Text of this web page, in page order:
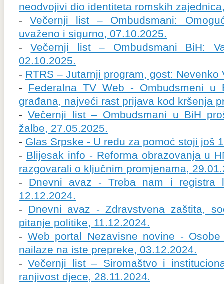
neodvojivi dio identiteta romskih
-Večernji list – Ombudsmani:
uvaženo i sigurno, 07.10.2025.
-Večernji list – Ombudsmani BiH:
02.10.2025.
- RTRS – Jutarnji program, gost: Nevenko
- Federalna TV Web - Ombudsmeni u
građana, najveći rast prijava kod kršenja
-Večernji list – Ombudsmani u BiH
žalbe, 27.05.2025.
- Glas Srpske - U redu za pomoć stoji još
- Blijesak info - Reforma obrazovanja u
razgovarali o ključnim promjenama,
- Dnevni avaz - Treba nam i registra
12.12.2024.
- Dnevni avaz - Zdravstvena zaštita,
pitanje politike, 11.12.2024.
- Web portal Nezavisne novine -
nailaze na iste prepreke, 03.12.2024.
-Večernji list – Siromaštvo i
ranjivost djece, 28.11.2024.